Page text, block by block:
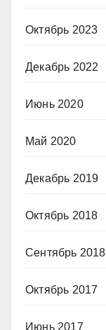
Октябрь 2023
Декабрь 2022
Июнь 2020
Май 2020
Декабрь 2019
Октябрь 2018
Сентябрь 2018
Октябрь 2017
Июнь 2017